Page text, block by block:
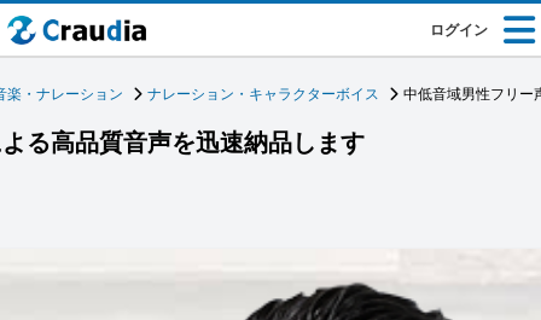
ログイン
楽・ナレーション ナレーション・キャラクターボイス 中低音域男性フリー
る高品質音声を迅速納品します